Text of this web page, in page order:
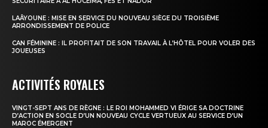
LAÂYOUNE : MISE EN SERVICE DU NOUVEAU SIÈGE DU TROISIÈME
ARRONDISSEMENT DE POLICE
CAN FÉMININE : IL PROFITAIT DE SON TRAVAIL À L’HÔTEL POUR VOLER DES
JOUEUSES
ACTIVITÉS ROYALES
VINGT-SEPT ANS DE RÈGNE : LE ROI MOHAMMED VI ÉRIGE SA DOCTRINE
D’ACTION EN SOCLE D’UN NOUVEAU CYCLE VERTUEUX AU SERVICE D’UN
MAROC ÉMERGENT